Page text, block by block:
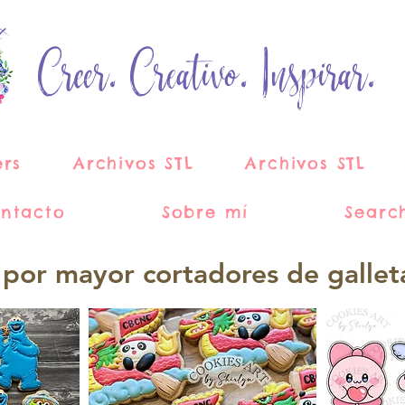
Creer. Creativo. Inspirar.
Archivos STL Archivos STL
Sobre mí
mayor cortadores de